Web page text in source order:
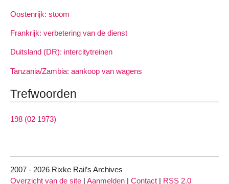
Oostenrijk: stoom
Frankrijk: verbetering van de dienst
Duitsland (DR): intercitytreinen
Tanzania/Zambia: aankoop van wagens
Trefwoorden
198 (02 1973)
2007 - 2026 Rixke Rail’s Archives
Overzicht van de site | Aanmelden | Contact | RSS 2.0